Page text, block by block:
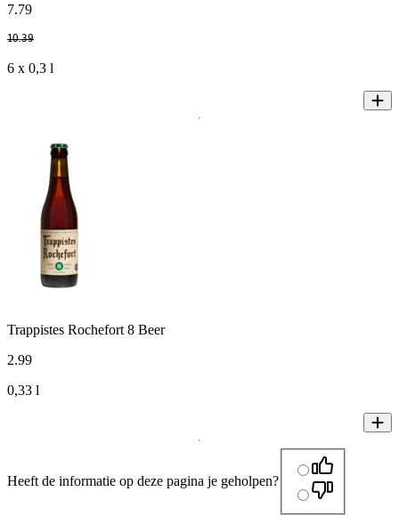
7.79
10.39
6 x 0,3 l
Trappistes Rochefort 8 Beer
2.99
0,33 l
Heeft de informatie op deze pagina je geholpen?